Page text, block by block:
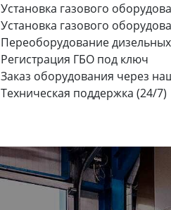
Установка газового
Установка газового
Переоборудование
Регистрация ГБО под ключ
Заказ оборудования через
Техническая поддержка (24/7)